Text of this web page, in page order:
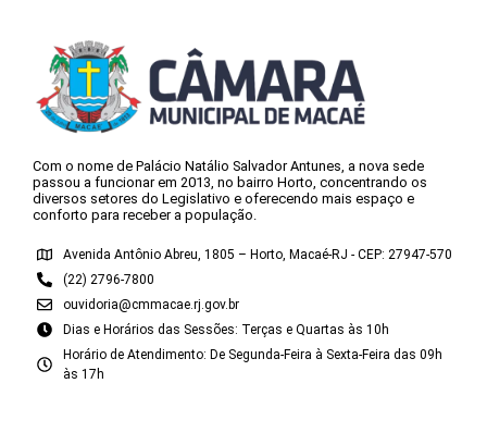
Com o nome de Palácio Natálio Salvador Antunes, a nova sede
passou a funcionar em 2013, no bairro Horto, concentrando os
diversos setores do Legislativo e oferecendo mais espaço e
conforto para receber a população.
Avenida Antônio Abreu, 1805 – Horto, Macaé-RJ - CEP: 27947-570
(22) 2796-7800
ouvidoria@cmmacae.rj.gov.br
Dias e Horários das Sessões: Terças e Quartas às 10h
Horário de Atendimento: De Segunda-Feira à Sexta-Feira das 09h
às 17h